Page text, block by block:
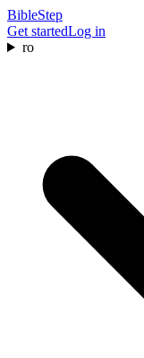
BibleStep
Get startedLog in
ro